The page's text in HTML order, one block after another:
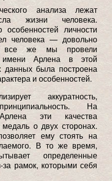
анализа лежат
жизни человека.
личности
человека — довольно
все же мы провели
имени Арлена в этой
данных была построена
и особенностей.
аккуратность,
На
эти качества
о двух сторонах.
ему стоять на
В то же время,
определенные
рамок, которыми себя